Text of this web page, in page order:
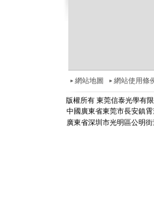
網站地圖 網站使用條
版權所有 東莞信泰光學有
中國廣東省東莞市長安鎮
廣東省深圳市光明區公明